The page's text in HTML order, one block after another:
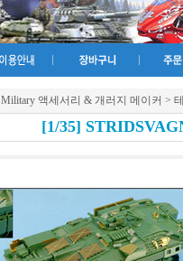
Military 액세서리 & 개러지 메이커 >
[1/35]